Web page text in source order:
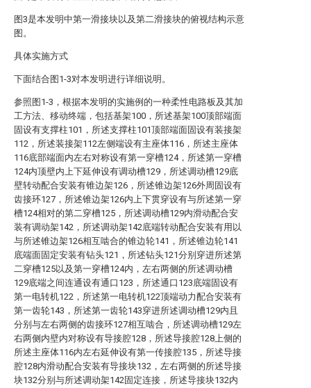
图3是本发明中第一滑接块以及第二滑接块的俯视结构示意
图。
具体实施方式
下面结合图1-3对本发明进行详细说明。
参照图1-3，根据本发明的实施例的一种柔性电路板及其加
工方法、移动终端，包括基架100，所述基架100顶部端面
固设有支撑柱101，所述支撑柱101顶部端面固设有装接架
112，所述装接架112左侧端设有主座体116，所述主座体
116底部端面内左右对称设有第一穿槽124，所述第一穿槽
124内顶壁内上下延伸设有调动槽129，所述调动槽129底
壁转动配合安装有锥边架126，所述锥边架126外周固设有
齿接环127，所述锥边架126内上下贯穿设有与所述第一穿
槽124相对的第二穿槽125，所述调动槽129内滑动配合安
装有调动架142，所述调动架142底端转动配合安装有用以
与所述锥边架126相互啮合的锥边轮141，所述锥边轮141
底端面固定安装有钻头121，所述钻头121分别穿进所述第
二穿槽125以及第一穿槽124内，左右两侧的所述调动槽
129底端之间连通设有通口123，所述通口123底端固设有
第一电转机122，所述第一电转机122顶端动力配合安装有
第一齿轮143，所述第一齿轮143穿进所述调动槽129内且
分别与左右两侧的齿接环127相互啮合，所述调动槽129左
右两侧内壁内对称设有导接腔128，所述导接腔128上侧的
所述主座体116内左右延伸设有第一传接腔135，所述导接
腔128内滑动配合安装有导接块132，左右两侧的所述导接
块132分别与所述调动架142固定连接，所述导接块132内